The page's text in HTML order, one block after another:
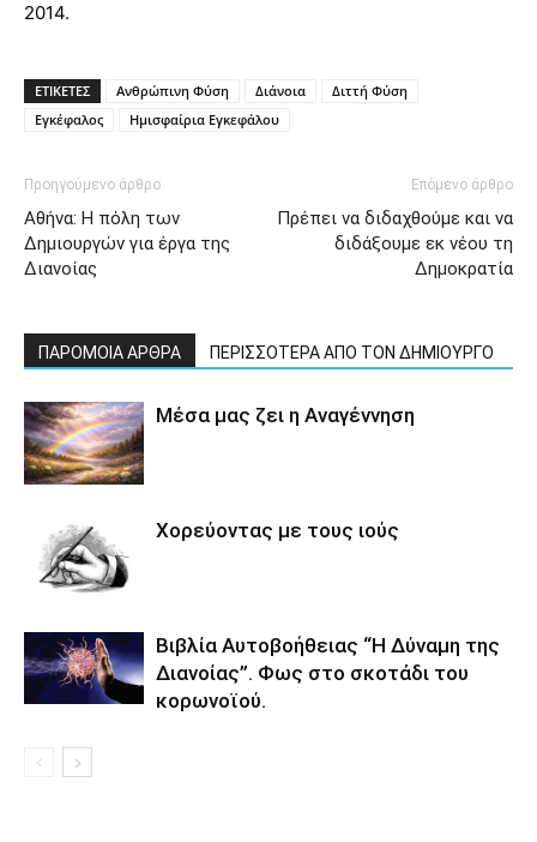
2014.
ΕΤΙΚΕΤΕΣ Ανθρώπινη Φύση Διάνοια
Διττή Φύση
Εγκέφαλος
Ημισφαίρια Εγκεφάλου
Προηγούμενο άρθρο
Αθήνα: Η πόλη των
Δημιουργών για έργα της
Διανοίας
Επόμενο άρθρο
Πρέπει να διδαχθούμε και να
διδάξουμε εκ νέου τη
Δημοκρατία
ΠΑΡΟΜΟΙΑ ΑΡΘΡΑ ΠΕΡΙΣΣΟΤΕΡΑ ΑΠΟ ΤΟΝ ΔΗΜΙΟΥΡΓΟ
Μέσα μας ζει η Αναγέννηση
Χορεύοντας με τους ιούς
Βιβλία Αυτοβοήθειας “Η Δύναμη της
Διανοίας”. Φως στο σκοτάδι του
κορωνοϊού.